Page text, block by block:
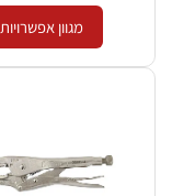
מגוון אפשרויות